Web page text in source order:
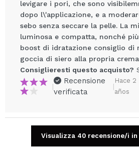
Condividi un video o
Il tuo video potrebbe essere il
INVIA
levigare i pori, che sono
dopo l\'applicazione, e a
sebo senza seccare la pelle. La
luminosa e compatta, nonché
boost di idratazione consiglio di
goccia di siero alla propria
Consiglieresti questo acquisto?
|
Recensione
verificata
|
Hace 2
años
Visualizza 40 recensione/i